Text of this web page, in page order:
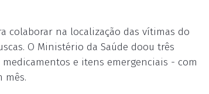
colaborar na localização das vítimas do
O Ministério da Saúde doou três
e itens emergenciais - com
mês.